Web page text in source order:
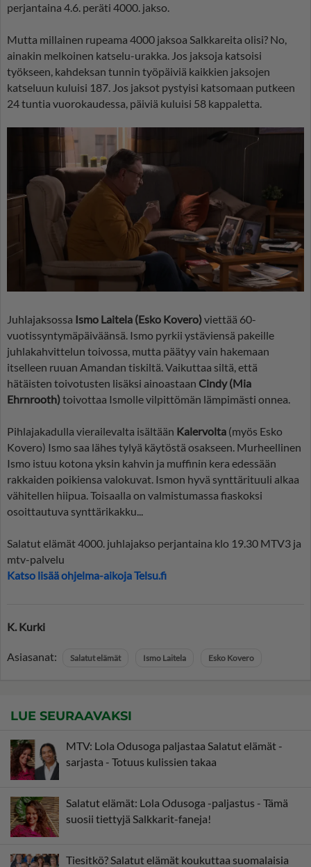
perjantaina 4.6. peräti 4000. jakso.
Mutta millainen rupeama 4000 jaksoa Salkkareita olisi? No,
ainakin melkoinen katselu-urakka. Jos jaksoja katsoisi
työkseen, kahdeksan tunnin työpäiviä kaikkien jaksojen
katseluun kuluisi 187. Jos jaksot pystyisi katsomaan putkeen
24 tuntia vuorokaudessa, päiviä kuluisi 58 kappaletta.
Juhlajaksossa Ismo Laitela (Esko Kovero)viettää 60-
vuotissyntymäpäiväänsä. Ismo pyrkii ystäviensä pakeille
juhlakahvittelun toivossa, mutta päätyy vain hakemaan
itselleen ruuan Amandan tiskiltä. Vaikuttaa siltä, että
hätäisten toivotusten lisäksi ainoastaan Cindy (Mia
Ehrnrooth)toivottaa Ismolle vilpittömän lämpimästi onnea.
Pihlajakadulla vierailevalta isältään Kalervolta (myös Esko
Kovero) Ismo saa lähes tylyä käytöstä osakseen. Murheellinen
Ismo istuu kotona yksin kahvin ja muffinin kera edessään
rakkaiden poikiensa valokuvat. Ismon hyvä synttärituuli alkaa
vähitellen hiipua. Toisaalla on valmistumassa fiaskoksi
osoittautuva synttärikakku...
Salatut elämät 4000. juhlajakso perjantaina klo 19.30 MTV3 ja
mtv-palvelu
Katso lisää ohjelma-aikoja Telsu.fi
K. Kurki
Asiasanat: Salatut elämät Ismo Laitela Esko Kovero
LUE SEURAAVAKSI
MTV: Lola Odusoga paljastaa Salatut elämät -
sarjasta - Totuus kulissien takaa
Salatut elämät: Lola Odusoga -paljastus - Tämä
suosii tiettyjä Salkkarit-faneja!
Tiesitkö? Salatut elämät koukuttaa suomalaisia